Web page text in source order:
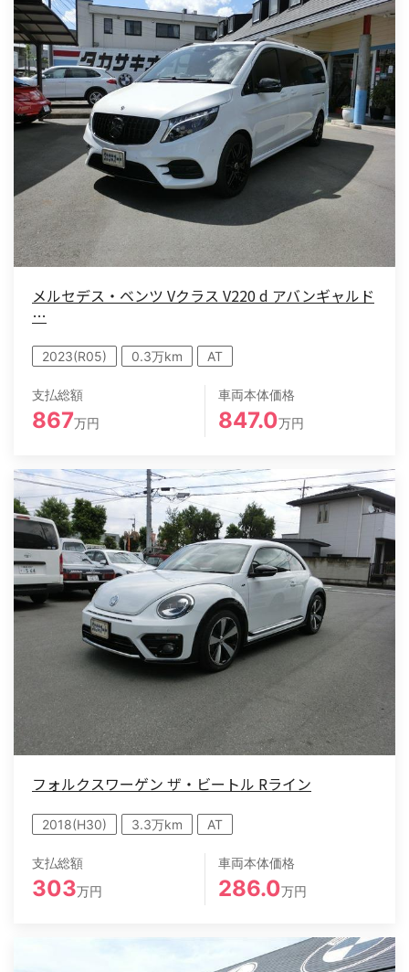
メルセデス・ベンツ Vクラス V220 d アバンギャルド
…
2023(R05) 0.3万km AT
支払総額
867万円
車両本体価格
847.0万円
フォルクスワーゲン ザ・ビートル Rライン
2018(H30) 3.3万km AT
支払総額
303万円
車両本体価格
286.0万円